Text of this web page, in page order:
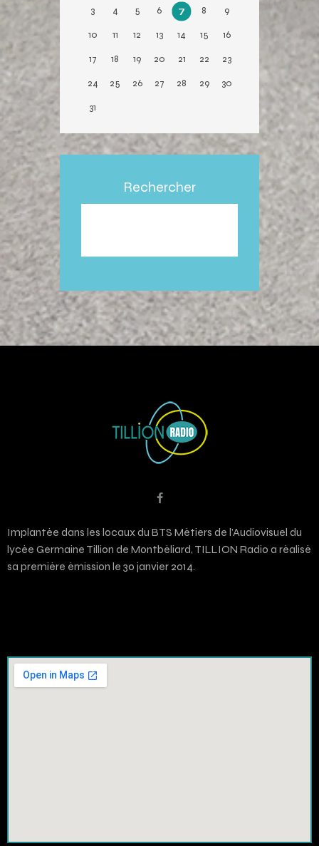
3
4 5 6 7 8
9
10
11 12 13 14 15
16
17
18 19 20 21 22
23
24
25 26 27 28 29
30
31
Rechercher
Implantée dans les locaux du BTS Métiers de l’Audiovisuel du
lycée Germaine Tillion de Montbéliard, TILLION Radio a réalisé
sa première émission le 30 janvier 2014.